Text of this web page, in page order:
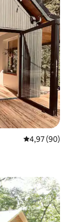
Vlerësimi
4,97 (90)